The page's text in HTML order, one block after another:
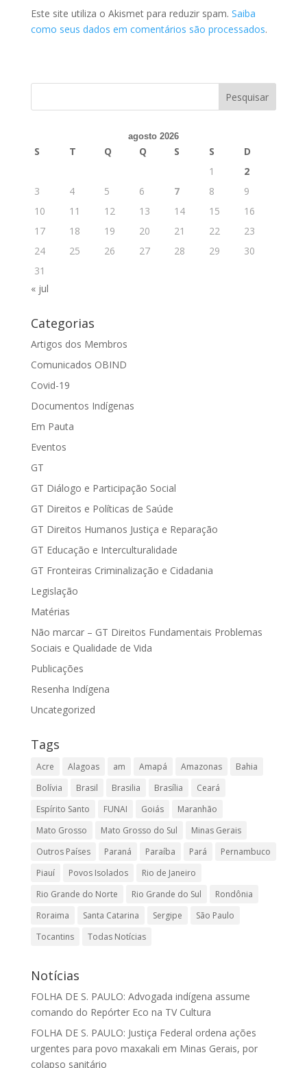
Este site utiliza o Akismet para reduzir spam. Saiba
como seus dados em comentários são processados.
agosto 2026
S T Q Q S S
D
1
2
3
4 5 6 7 8
9
10
11 12 13 14 15
16
17
18 19 20 21 22
23
24
25 26 27 28 29
30
31
« jul
Categorias
Artigos dos Membros
Comunicados OBIND
Covid-19
Documentos Indígenas
Em Pauta
Eventos
GT
GT Diálogo e Participação Social
GT Direitos e Políticas de Saúde
GT Direitos Humanos Justiça e Reparação
GT Educação e Interculturalidade
GT Fronteiras Criminalização e Cidadania
Legislação
Matérias
Não marcar – GT Direitos Fundamentais Problemas
Sociais e Qualidade de Vida
Publicações
Resenha Indígena
Uncategorized
Tags
Acre Alagoas am Amapá Amazonas
Bahia
Bolívia
Brasil Brasilia Brasília
Ceará
Espírito Santo
FUNAI Goiás
Maranhão
Mato Grosso
Mato Grosso do Sul
Minas Gerais
Outros Países
Paraná Paraíba Pará
Pernambuco
Piauí
Povos Isolados
Rio de Janeiro
Rio Grande do Norte
Rio Grande do Sul
Rondônia
Roraima
Santa Catarina Sergipe
São Paulo
Tocantins
Todas Notícias
Notícias
FOLHA DE S. PAULO: Advogada indígena assume
comando do Repórter Eco na TV Cultura
FOLHA DE S. PAULO: Justiça Federal ordena ações
urgentes para povo maxakali em Minas Gerais, por
colapso sanitário